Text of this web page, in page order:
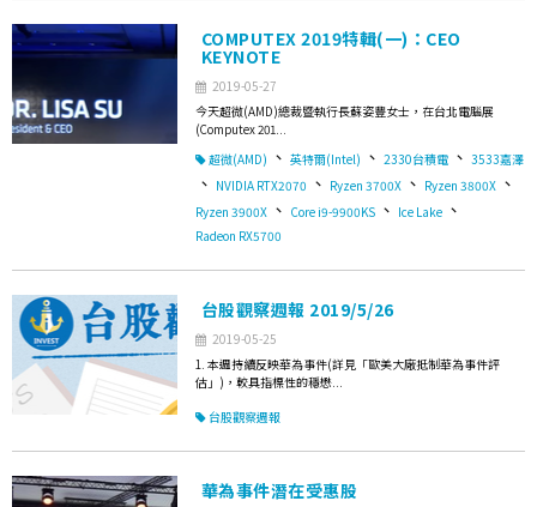
COMPUTEX 2019特輯(一)：CEO
KEYNOTE
2019-05-27
今天超微(AMD)總裁暨執行長蘇姿豐女士，在台北電腦展
(Computex 201...
超微(AMD) 、 英特爾(Intel) 、 2330台積電 、 3533嘉澤
、 NVIDIA RTX2070 、 Ryzen 3700X 、 Ryzen 3800X 、
Ryzen 3900X 、 Core i9-9900KS 、 Ice Lake 、
Radeon RX5700
台股觀察週報 2019/5/26
2019-05-25
1. 本週持續反映華為事件(詳見「歐美大廠抵制華為事件評
估」)，較具指標性的穩懋...
台股觀察週報
華為事件潛在受惠股